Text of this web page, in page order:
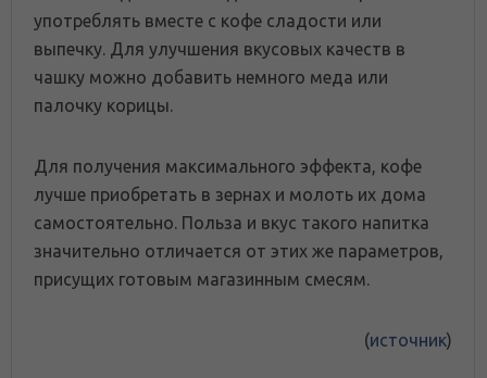
употреблять вместе с кофе сладости или
выпечку. Для улучшения вкусовых качеств в
чашку можно добавить немного меда или
палочку корицы.
Для получения максимального эффекта, кофе
лучше приобретать в зернах и молоть их дома
самостоятельно. Польза и вкус такого напитка
значительно отличается от этих же параметров,
присущих готовым магазинным смесям.
(источник)